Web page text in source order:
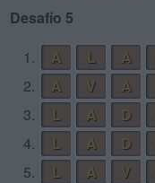
Desafío 5
1.
A L A
2.
A V A
3.
L A D
4.
L A D
5.
L A V